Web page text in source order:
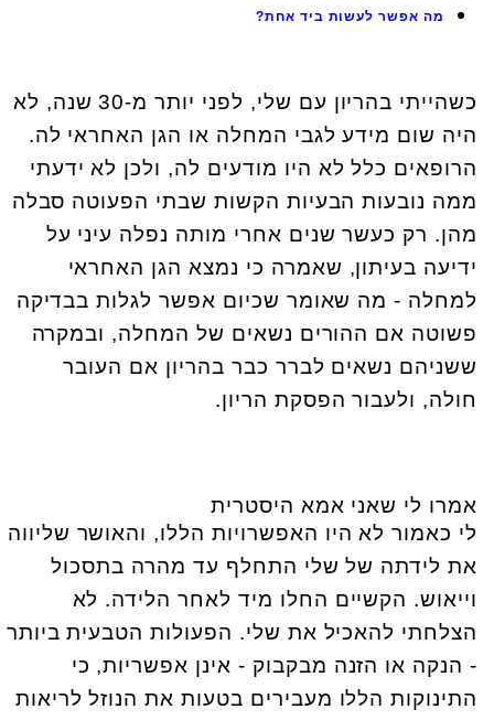
מה אפשר לעשות ביד אחת?
כשהייתי בהריון עם שלי, לפני יותר מ-30 שנה, לא
היה שום מידע לגבי המחלה או הגן האחראי לה.
הרופאים כלל לא היו מודעים לה, ולכן לא ידעתי
ממה נובעות הבעיות הקשות שבתי הפעוטה סבלה
מהן. רק כעשר שנים אחרי מותה נפלה עיני על
ידיעה בעיתון, שאמרה כי נמצא הגן האחראי
למחלה - מה שאומר שכיום אפשר לגלות בבדיקה
פשוטה אם ההורים נשאים של המחלה, ובמקרה
ששניהם נשאים לברר כבר בהריון אם העובר
חולה, ולעבור הפסקת הריון.
אמרו לי שאני אמא היסטרית
לי כאמור לא היו האפשרויות הללו, והאושר שליווה
את לידתה של שלי התחלף עד מהרה בתסכול
וייאוש. הקשיים החלו מיד לאחר הלידה. לא
הצלחתי להאכיל את שלי. הפעולות הטבעית ביותר
- הנקה או הזנה מבקבוק - אינן אפשריות, כי
התינוקות הללו מעבירים בטעות את הנוזל לריאות